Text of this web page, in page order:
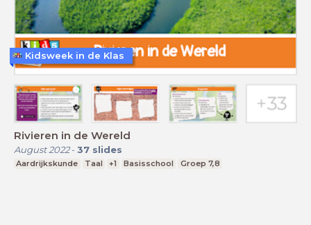
Rivieren in de Wereld
August 2022- 37 slides
Aardrijkskunde Taal +1 Basisschool Groep 7,8
Kidsweek in de Klas